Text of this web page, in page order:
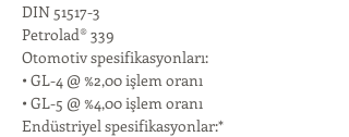
DIN 51517-3
Petrolad® 339
Otomotiv spesifikasyonları:
• GL-4 @ %2,00 işlem oranı
• GL-5 @ %4,00 işlem oranı
Endüstriyel spesifikasyonlar:*